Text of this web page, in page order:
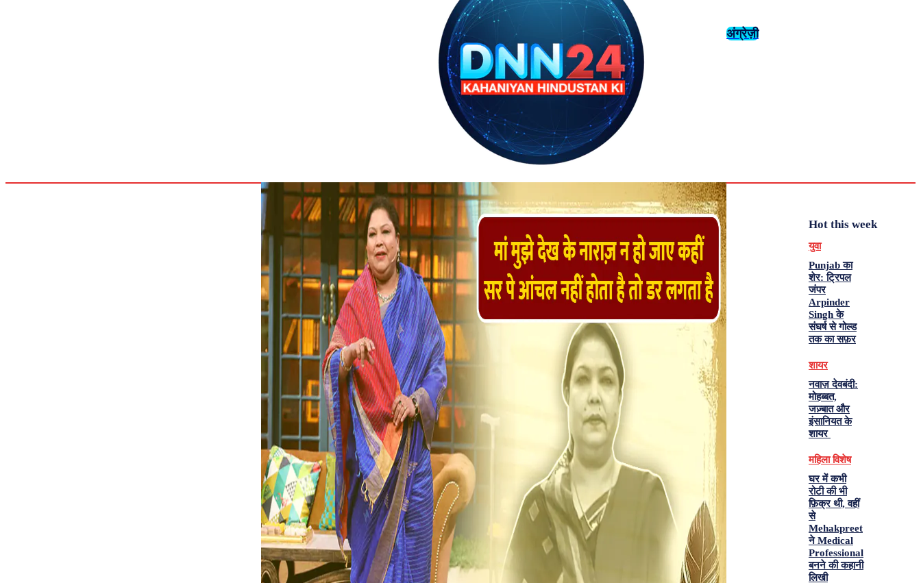
अंग्रेज़ी
Hot this week
युवा
Punjab का
शेर: ट्रिपल
जंपर
Arpinder
Singh के
संघर्ष से गोल्ड
तक का सफ़र
शायर
नवाज़ देवबंदी:
मोहब्बत,
जज़्बात और
इंसानियत के
शायर
महिला विशेष
घर में कभी
रोटी की भी
फ़िक्र थी, वहीं
से
Mehakpreet
ने Medical
Professional
बनने की कहानी
लिखी